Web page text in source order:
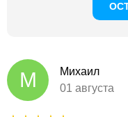
М
Михаил
01 августа